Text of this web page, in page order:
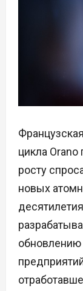
цикла Orano
росту
новых